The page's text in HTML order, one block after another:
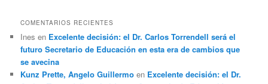
COMENTARIOS RECIENTES
Ines en Excelente decisión: el Dr. Carlos Torrendell será el
futuro Secretario de Educación en esta era de cambios que
se avecina
Kunz Prette, Angelo Guillermo en Excelente decisión: el Dr.